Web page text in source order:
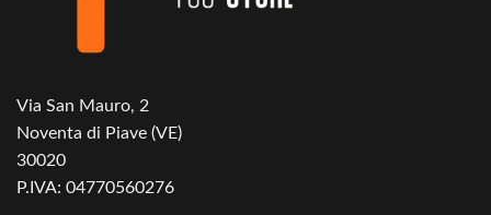
Via San Mauro, 2
Noventa di Piave (VE)
30020
P.IVA: 04770560276